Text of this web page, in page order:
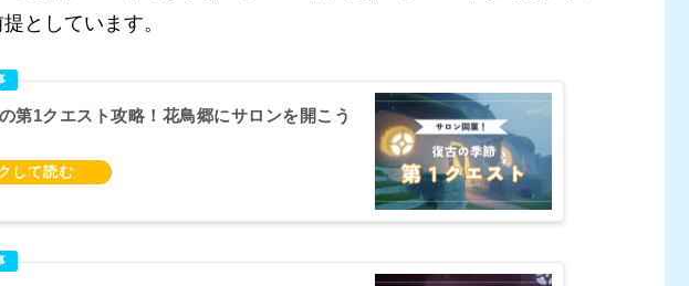
としています。
第1クエスト攻略！花鳥郷にサロンを開こう